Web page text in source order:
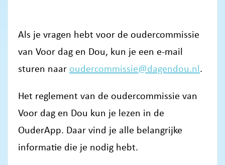
Als je vragen hebt voor de oudercommissie
van Voor dag en Dou, kun je een e-mail
sturen naar oudercommissie@dagendou.nl.
Het reglement van de oudercommissie van
Voor dag en Dou kun je lezen in de
OuderApp. Daar vind je alle belangrijke
informatie die je nodig hebt.